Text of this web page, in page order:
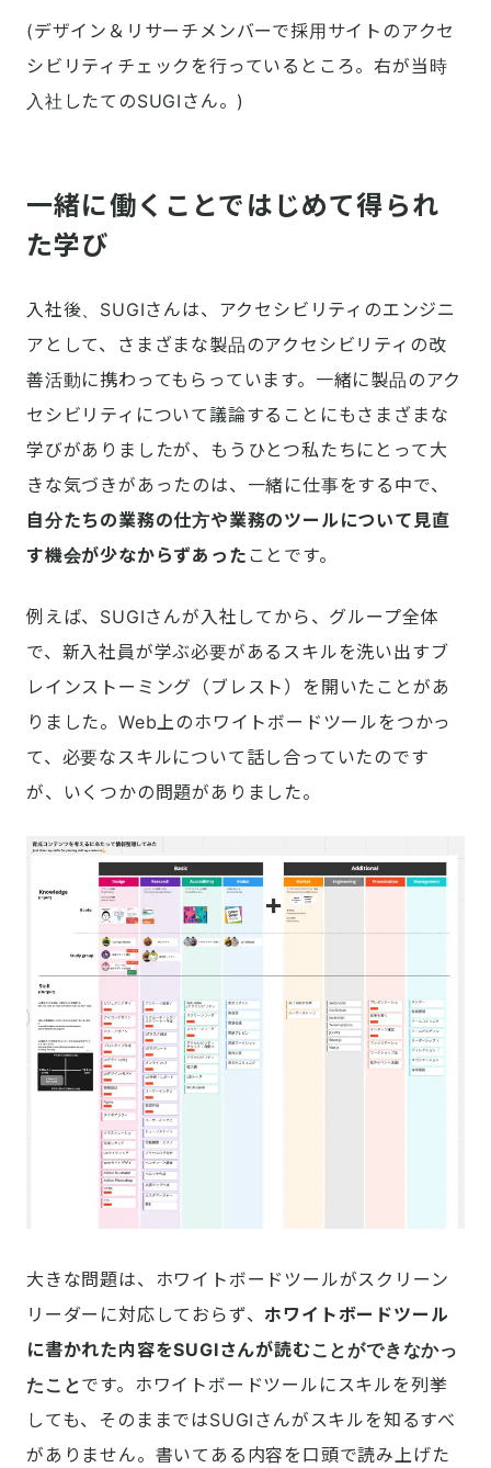
(デザイン＆リサーチメンバーで採用サイトのアクセ
シビリティチェックを行っているところ。右が当時
一緒に働くことではじめて得られ
た学び
入社後、SUGIさんは、アクセシビリティのエンジニ
アとして、さまざまな製品のアクセシビリティの改
善活動に携わってもらっています。一緒に製品のアク
セシビリティについて議論することにもさまざまな
学びがありましたが、もうひとつ私たちにとって大
きな気づきがあったのは、一緒に仕事をする中で、
自分たちの業務の仕方や業務のツールについて見直
す機会が少なからずあった ことです。
例えば、SUGIさんが入社してから、グループ全体
で、新入社員が学ぶ必要があるスキルを洗い出すブ
レインストーミング（ブレスト）を開いたことがあ
りました。Web上のホワイトボードツールをつかっ
て、必要なスキルについて話し合っていたのです
が、いくつかの問題がありました。
大きな問題は、ホワイトボードツールがスクリーン
リーダーに対応しておらず、 ホワイトボードツール
に書かれた内容をSUGIさんが読むことができなかっ
たことです。ホワイトボードツールにスキルを列挙
しても、そのままではSUGIさんがスキルを知るすべ
がありません。書いてある内容を口頭で読み上げた